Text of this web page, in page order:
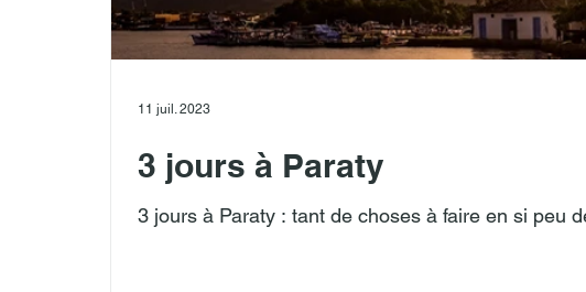
3 jours à Paraty
3 jours à Paraty : tant de choses à faire en si peu
11 juil. 2023